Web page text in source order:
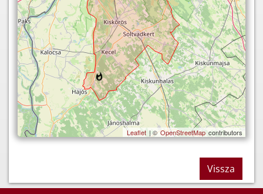
Leaflet | ©OpenStreetMap contributors
Vissza